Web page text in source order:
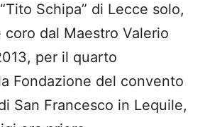
Schipa” di Lecce solo,
dal Maestro Valerio
per il quarto
Fondazione del convento
San Francesco in Lequile,